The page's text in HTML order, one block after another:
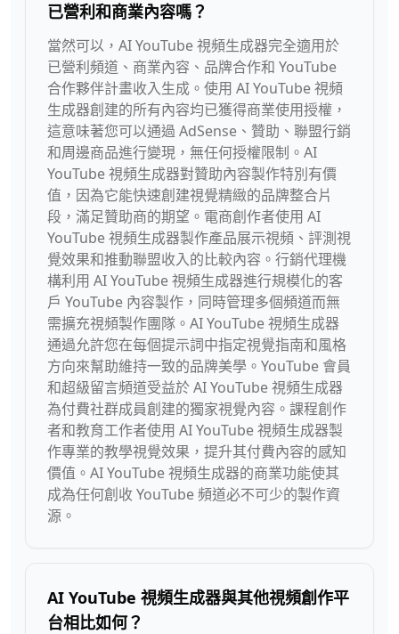
已營利和商業內容嗎？
當然可以，AI YouTube 視頻生成器完全適用於
已營利頻道、商業內容、品牌合作和 YouTube
合作夥伴計畫收入生成。使用 AI YouTube 視頻
生成器創建的所有內容均已獲得商業使用授權，
這意味著您可以通過 AdSense、贊助、聯盟行銷
和周邊商品進行變現，無任何授權限制。AI
YouTube 視頻生成器對贊助內容製作特別有價
值，因為它能快速創建視覺精緻的品牌整合片
段，滿足贊助商的期望。電商創作者使用 AI
YouTube 視頻生成器製作產品展示視頻、評測視
覺效果和推動聯盟收入的比較內容。行銷代理機
構利用 AI YouTube 視頻生成器進行規模化的客
戶 YouTube 內容製作，同時管理多個頻道而無
需擴充視頻製作團隊。AI YouTube 視頻生成器
通過允許您在每個提示詞中指定視覺指南和風格
方向來幫助維持一致的品牌美學。YouTube 會員
和超級留言頻道受益於 AI YouTube 視頻生成器
為付費社群成員創建的獨家視覺內容。課程創作
者和教育工作者使用 AI YouTube 視頻生成器製
作專業的教學視覺效果，提升其付費內容的感知
價值。AI YouTube 視頻生成器的商業功能使其
成為任何創收 YouTube 頻道必不可少的製作資
源。
AI YouTube 視頻生成器與其他視頻創作平
台相比如何？